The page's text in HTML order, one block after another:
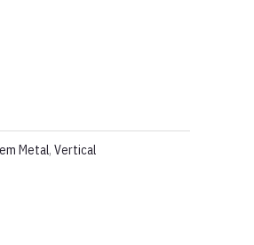
Metal, Vertical